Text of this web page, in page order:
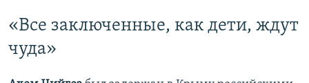
«Все заключенные, как дети, ждут
чуда»